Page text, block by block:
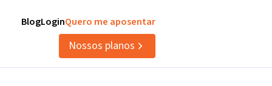
BlogLoginQuero me aposentar
Nossos planos